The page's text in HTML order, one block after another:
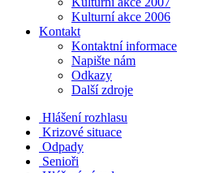
Kulturní akce 2006
Kontakt
Kontaktní informace
Napište nám
Odkazy
Další zdroje
Hlášení rozhlasu
Krizové situace
Odpady
Senioři